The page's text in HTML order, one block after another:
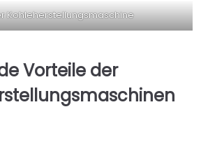
Kohleherstellungsmaschine
Vorteile der